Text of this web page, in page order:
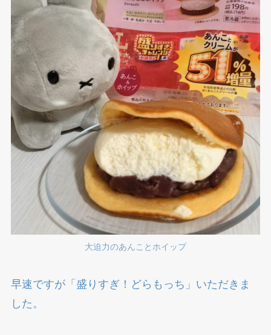
大迫力のあんことホイップ
早速ですが「盛りすぎ！どらもっち」いただきま
した。